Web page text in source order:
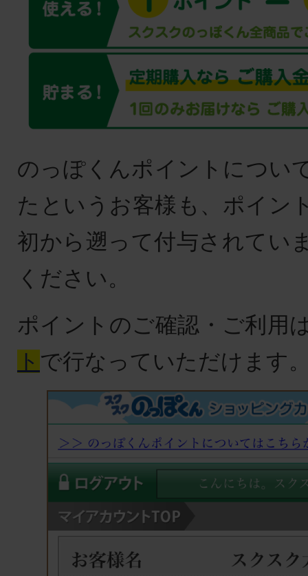
のっぽくんポイントについ
たというお客様も、ポイン
初から遡って付与されてい
ください。
ポイントのご確認・ご利用
ト で行なっていただけます